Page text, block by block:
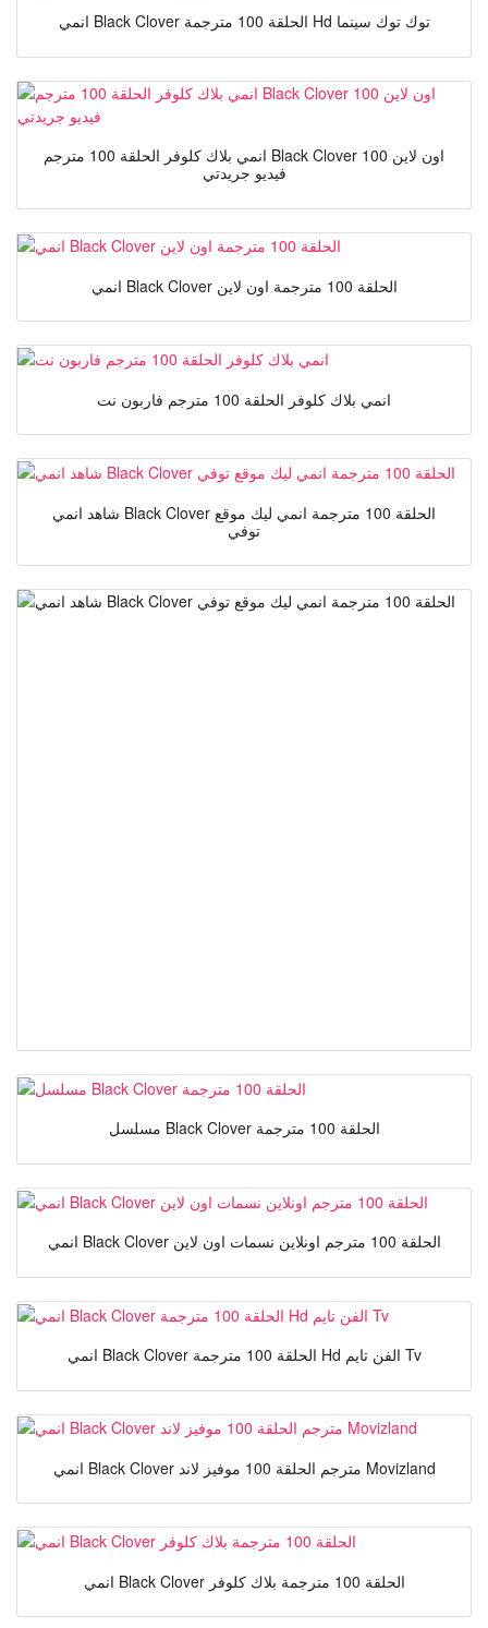
انمي Black Clover الحلقة 100 مترجمة Hd توك توك سينما
انمي بلاك كلوفر الحلقة 100 مترجم Black Clover 100 اون لاين
فيديو جريدتي
انمي Black Clover الحلقة 100 مترجمة اون لاين
انمي بلاك كلوفر الحلقة 100 مترجم فاربون نت
شاهد انمي Black Clover الحلقة 100 مترجمة انمي ليك موقع
توفي
مسلسل Black Clover الحلقة 100 مترجمة
انمي Black Clover الحلقة 100 مترجم اونلاين نسمات اون لاين
انمي Black Clover الحلقة 100 مترجمة Hd الفن تايم Tv
انمي Black Clover مترجم الحلقة 100 موفيز لاند Movizland
انمي Black Clover الحلقة 100 مترجمة بلاك كلوفر